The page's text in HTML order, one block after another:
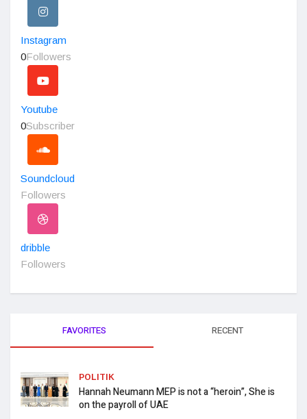
Instagram
0Followers
Youtube
0Subscriber
Soundcloud
Followers
dribble
Followers
FAVORITES RECENT
POLITIK
Hannah Neumann MEP is not a “heroin”, She is
on the payroll of UAE